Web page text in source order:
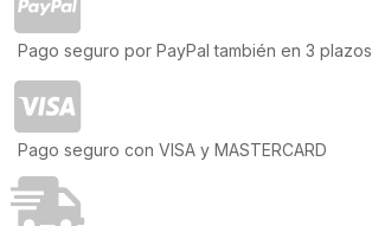
Pago seguro por PayPal también en 3 plazos
Pago seguro con VISA y MASTERCARD